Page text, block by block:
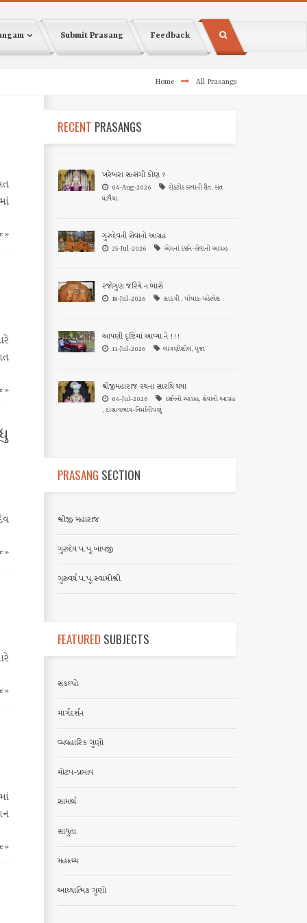
Submit Prasang Feedback
Home All Prasangs
»
»
»
»
»
RECENT PRASANGS
ખરેખરા સત્સંગી કોણ ?
04-Aug-2026
રોકટોક કરવાની રીત, સંત
ઘડવૈયા
ગુરુદેવની સેવાનો આગ્રહ
25-Jul-2026 એમનાં દર્શન-સેવાનો આગ્રહ
રજોગુણ જરિયે ન ભાસે
18-Jul-2026 સાદગી , પોષાક-પહેરવેશ
આપણી દૃષ્ટિમાં આવ્યા ને !!!
11-Jul-2026 લાગણીશીલ, પૂજા
શ્રીજીમહારાજ રથના સારથિ થયા
04-Jul-2026
દર્શનનો આગ્રહ, સેવાનો આગ્રહ
, દાસત્વભાવ-નિર્માનીપણું
PRASANG SECTION
શ્રીજી મહારાજ
ગુરુદેવ પ.પૂ.બાપજી
ગુરુવર્ય પ.પૂ.સ્વામીશ્રી
FEATURED SUBJECTS
સંકલ્પો
માર્ગદર્શન
વ્યવહારિક ગુણો
મોટપ-પ્રભાવ
સામર્થ્ય
સાધુતા
મહાત્મ્ય
આધ્યાત્મિક ગુણો